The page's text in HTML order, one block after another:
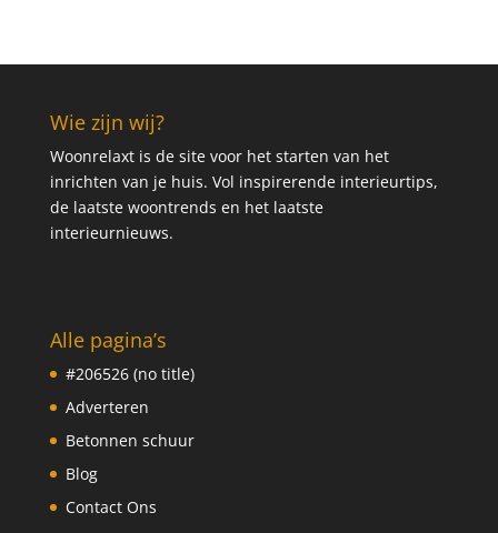
Wie zijn wij?
Woonrelaxt is de site voor het starten van het
inrichten van je huis. Vol inspirerende interieurtips,
de laatste woontrends en het laatste
interieurnieuws.
Alle pagina’s
#206526 (no title)
Adverteren
Betonnen schuur
Blog
Contact Ons